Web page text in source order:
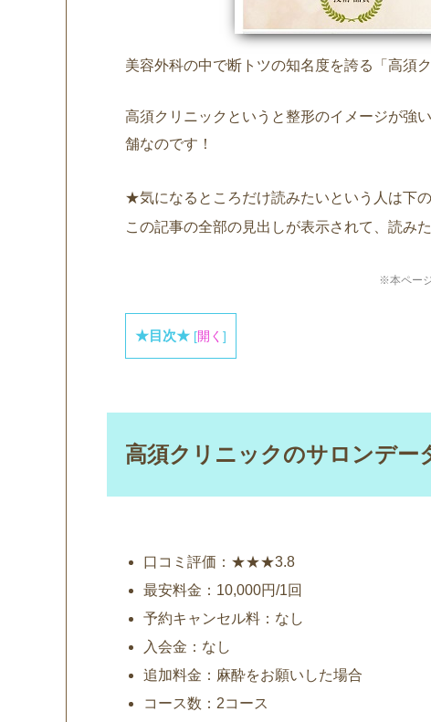
美容外科の中で断トツの知名度を誇る「高須
高須クリニックというと整形のイメージが強
舗なのです！
★気になるところだけ読みたいという人は下の
この記事の全部の見出しが表示されて、読み
※本ペー
★目次★ [開く ]
高須クリニックのサロンデー
口コミ評価：★★★3.8
最安料金：10,000円/1回
予約キャンセル料：なし
入会金：なし
追加料金：麻酔をお願いした場合
コース数：2コース